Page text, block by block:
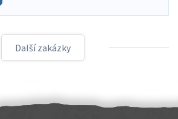
Další zakázky